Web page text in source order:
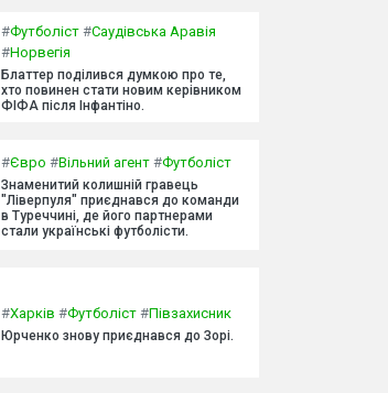
#Футболіст #Саудівська Аравія
#Норвегія
Блаттер поділився думкою про те,
хто повинен стати новим керівником
ФІФА після Інфантіно.
#Євро #Вільний агент #Футболіст
Знаменитий колишній гравець
"Ліверпуля" приєднався до команди
в Туреччині, де його партнерами
стали українські футболісти.
#Харків #Футболіст #Півзахисник
Юрченко знову приєднався до Зорі.